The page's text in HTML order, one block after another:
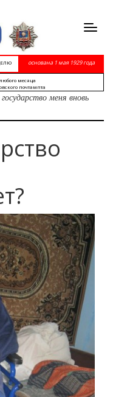
основана 1 мая 1929 года
месяца
почтампта
меня вновь